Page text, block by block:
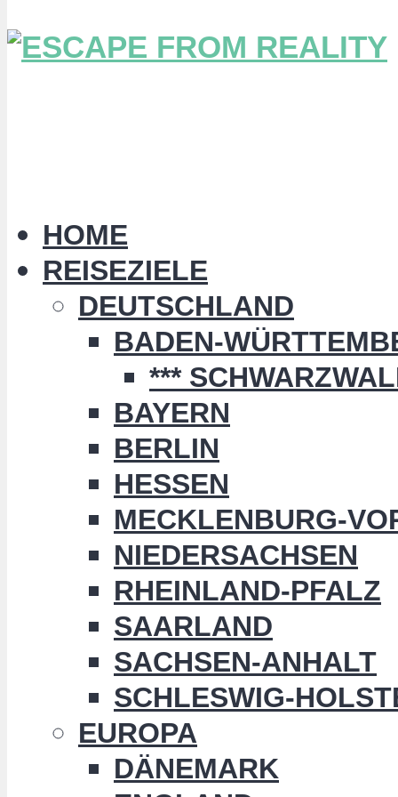
HOME
REISEZIELE
DEUTSCHLAND
BADEN-
***
BAYERN
BERLIN
HESSEN
MECKLENBURG-
NIEDERSACHSEN
RHEINLAND-PFALZ
SAARLAND
SACHSEN-ANHALT
SCHLESWIG-
EUROPA
DÄNEMARK